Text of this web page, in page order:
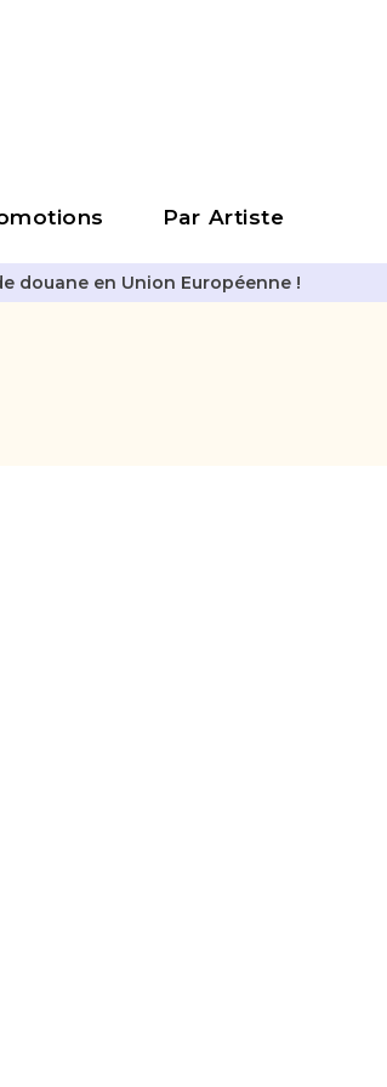
Par Artiste
douane en Union Européenne !